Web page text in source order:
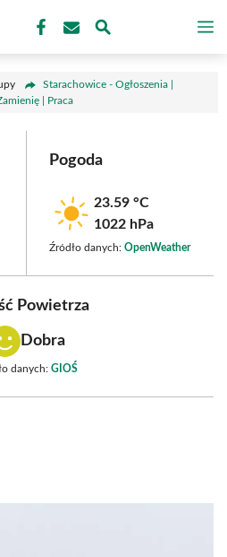
Starachowice - Ogłoszenia |
| Praca
Pogoda
23.59 °C
1022 hPa
Źródło danych: OpenWeather
Powietrza
Dobra
danych: GIOŚ